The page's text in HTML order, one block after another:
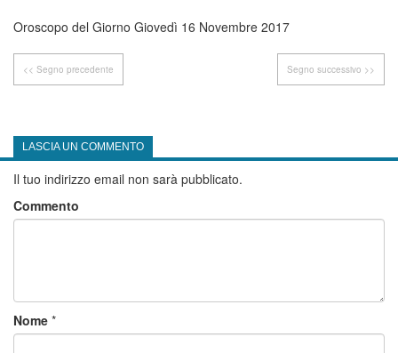
Oroscopo del Giorno Giovedì 16 Novembre 2017
<< Segno precedente Segno successivo >>
LASCIA UN COMMENTO
Il tuo indirizzo email non sarà pubblicato.
Commento
Nome *